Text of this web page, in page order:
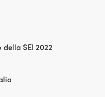
SEI 2022